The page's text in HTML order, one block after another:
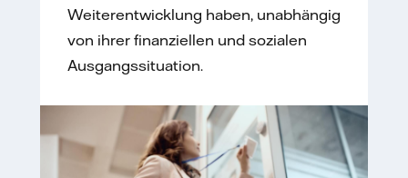
Weiterentwicklung haben, unabhängig
von ihrer finanziellen und sozialen
Ausgangssituation.